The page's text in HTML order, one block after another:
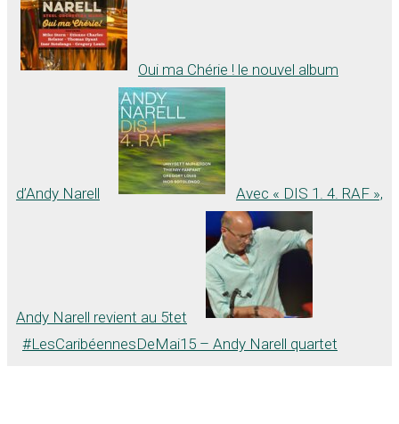
Oui ma Chérie ! le nouvel album
d’Andy Narell Avec « DIS 1. 4. RAF »,
Andy Narell revient au 5tet
#LesCaribéennesDeMai15 – Andy Narell quartet